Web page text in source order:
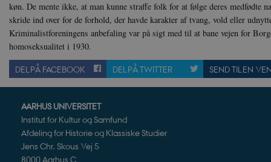
køn. De mente ikke, at man kunne straffe folk for at følge deres medfødte
skride ind over for de forhold, der havde karakter af tvang, vold eller
Kriminalistforeningens anbefaling var på sigt med til at bane vejen for
homoseksualitet i 1930.
DEL PÅ FACEBOOK DEL PÅ TWITTER SEND TIL EN VEN
AARHUS UNIVERSITET
Institut for Kultur og Samfund
Afdeling for Historie og Klassiske Studier
Jens Chr. Skous Vej 5
8000 Aarhus C
CloudFront-
Key-Pair-Id
h5pcomsession
NID